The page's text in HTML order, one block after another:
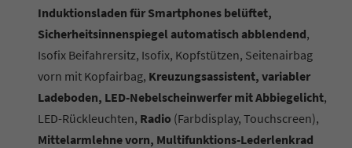
Induktionsladen für Smartphones belüftet,
Sicherheitsinnenspiegel automatisch abblendend,
Isofix Beifahrersitz, Isofix, Kopfstützen, Seitenairbag
vorn mit Kopfairbag, Kreuzungsassistent, variabler
Ladeboden, LED-Nebelscheinwerfer mit Abbiegelicht,
LED-Rückleuchten, Radio (Farbdisplay, Touchscreen),
Mittelarmlehne vorn, Multifunktions-Lederlenkrad